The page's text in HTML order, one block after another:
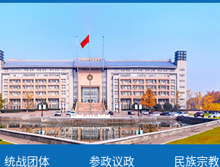
统战团体 参政议政 民族宗教